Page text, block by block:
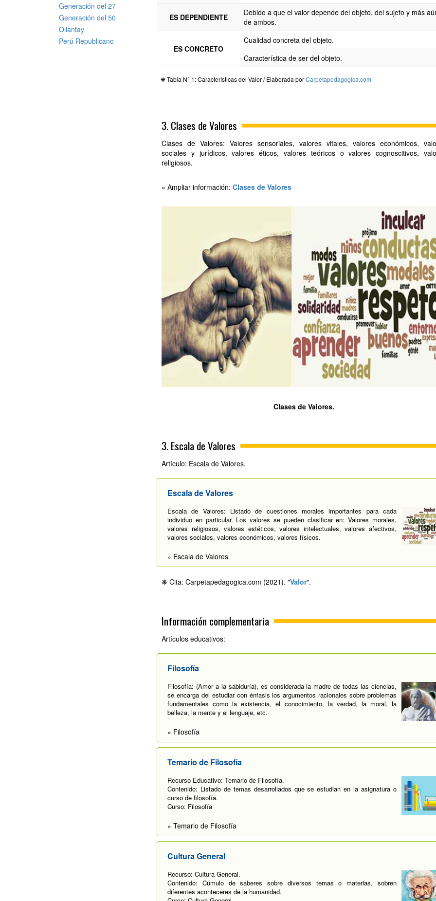
Generación del 27
Generación del 50
Ollantay
Perú Republicano
ES DEPENDIENTE
Debido a que el valor depende del objeto, del sujeto y más
de ambos.
ES CONCRETO
Cualidad concreta del objeto.
Característica de ser del objeto.
❋ Tabla N° 1: Características del Valor / Elaborada porCarpetapedagogica.com
3. Clases de Valores
Clases de Valores: Valores sensoriales, valores vitales, valores económicos,
sociales y jurídicos, valores éticos, valores teóricos o valores cognoscitivos,
religiosos.
» Ampliar información: Clases de Valores
Clases de Valores.
3. Escala de Valores
Artículo: Escala de Valores.
Escala de Valores
Escala de Valores: Listado de cuestiones morales importantes para cada
individuo en particular. Los valores se pueden clasificar en: Valores morales,
valores religiosos, valores estéticos, valores intelectuales, valores afectivos,
valores sociales, valores económicos, valores físicos.
» Escala de Valores
❋ Cita: Carpetapedagogica.com (2021). "Valor".
Información complementaria
Artículos educativos:
Filosofía
Filosofía: (Amor a la sabiduría), es considerada la madre de todas las ciencias,
se encarga del estudiar con énfasis los argumentos racionales sobre problemas
fundamentales como la existencia, el conocimiento, la verdad, la moral, la
belleza, la mente y el lenguaje, etc.
» Filosofía
Temario de Filosofía
Recurso Educativo: Temario de Filosofía.
Contenido: Listado de temas desarrollados que se estudian en la asignatura o
curso de filosofía.
Curso: Filosofía
» Temario de Filosofía
Cultura General
Recurso: Cultura General.
Contenido: Cúmulo de saberes sobre diversos temas o materias, sobren
diferentes aconteceres de la humanidad.